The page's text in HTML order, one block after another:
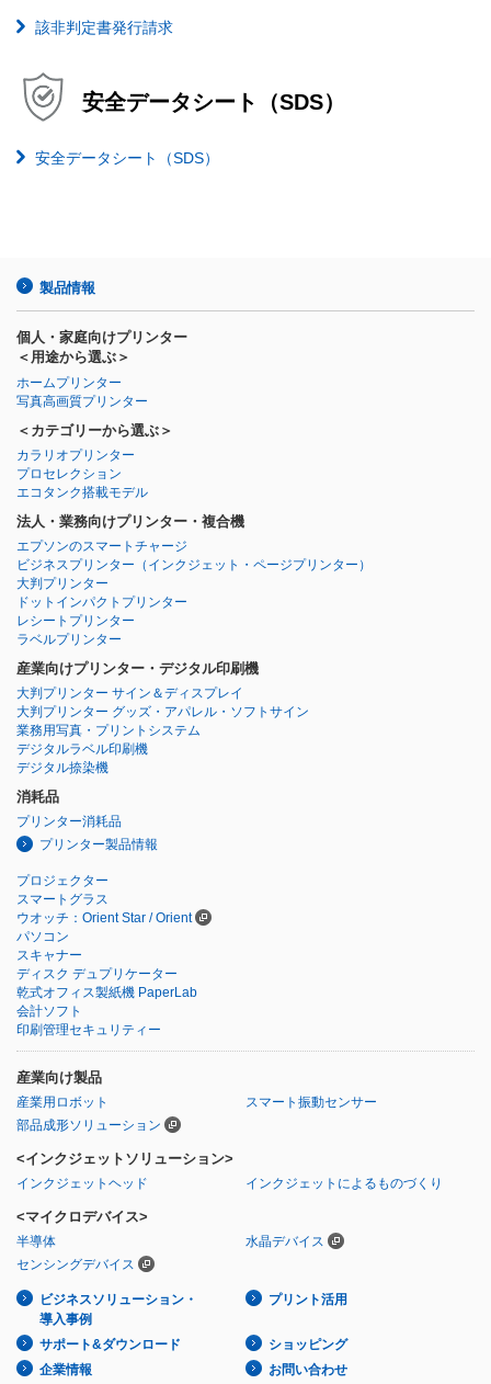
該非判定書発行請求
安全データシート（SDS）
安全データシート（SDS）
製品情報
個人・家庭向けプリンター
＜用途から選ぶ＞
ホームプリンター
写真高画質プリンター
＜カテゴリーから選ぶ＞
カラリオプリンター
プロセレクション
エコタンク搭載モデル
法人・業務向けプリンター・複合機
エプソンのスマートチャージ
ビジネスプリンター （インクジェット・ページプリンター）
大判プリンター
ドットインパクトプリンター
レシートプリンター
ラベルプリンター
産業向けプリンター・デジタル印刷機
大判プリンター サイン＆ディスプレイ
大判プリンター グッズ・アパレル・ソフトサイン
業務用写真・プリントシステム
デジタルラベル印刷機
デジタル捺染機
消耗品
プリンター消耗品
プリンター製品情報
プロジェクター
スマートグラス
ウオッチ：Orient Star / Orient
パソコン
スキャナー
ディスク デュプリケーター
乾式オフィス製紙機 PaperLab
会計ソフト
印刷管理セキュリティー
産業向け製品
産業用ロボット
スマート振動センサー
部品成形ソリューション
<インクジェットソリューション>
インクジェットヘッド インクジェットによるものづくり
<マイクロデバイス>
半導体
水晶デバイス
センシングデバイス
ビジネスソリューション・
導入事例
プリント活用
サポート&ダウンロード
ショッピング
企業情報
お問い合わせ